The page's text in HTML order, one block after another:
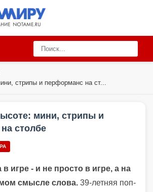
стрипы и перформанс на ст...
мини, стрипы и
столбе
в игре - и не просто в игре, а на
смысле слова. 39-летняя поп-